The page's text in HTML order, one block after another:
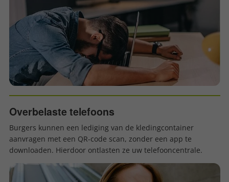
Overbelaste telefoons
Burgers kunnen een lediging van de kledingcontainer
aanvragen met een QR-code scan, zonder een app te
downloaden. Hierdoor ontlasten ze uw telefooncentrale.